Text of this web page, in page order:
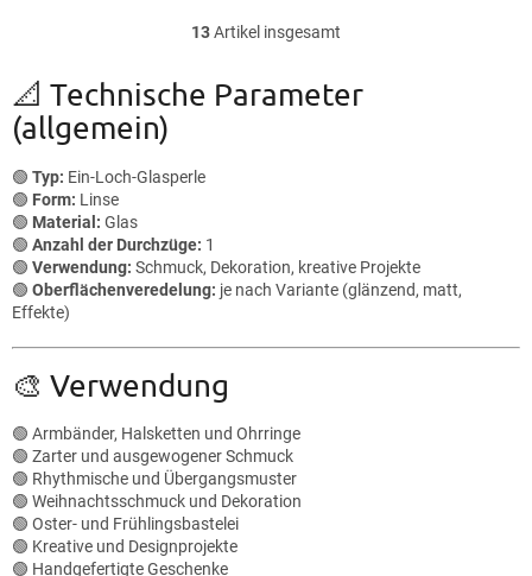
Geschenkverpackungen. Die...
S
e
u
e
n
L
i
s
t
13Artikel insgesamt
📐 Technische Parameter
(allgemein)
🟢 Typ: Ein-Loch-Glasperle
🟢 Form: Linse
🟢 Material: Glas
🟢 Anzahl der Durchzüge: 1
🟢 Verwendung: Schmuck, Dekoration, kreative Projekte
🟢 Oberflächenveredelung: je nach Variante (glänzend, matt,
Effekte)
🎨 Verwendung
🟢 Armbänder, Halsketten und Ohrringe
🟢 Zarter und ausgewogener Schmuck
🟢 Rhythmische und Übergangsmuster
🟢 Weihnachtsschmuck und Dekoration
🟢 Oster- und Frühlingsbastelei
🟢 Kreative und Designprojekte
🟢 Handgefertigte Geschenke